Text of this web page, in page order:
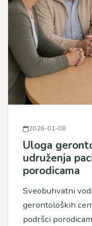
2026-01-08
Uloga
udruženja
porodicama
Sveobuhvatni
gerontoloških
podršci